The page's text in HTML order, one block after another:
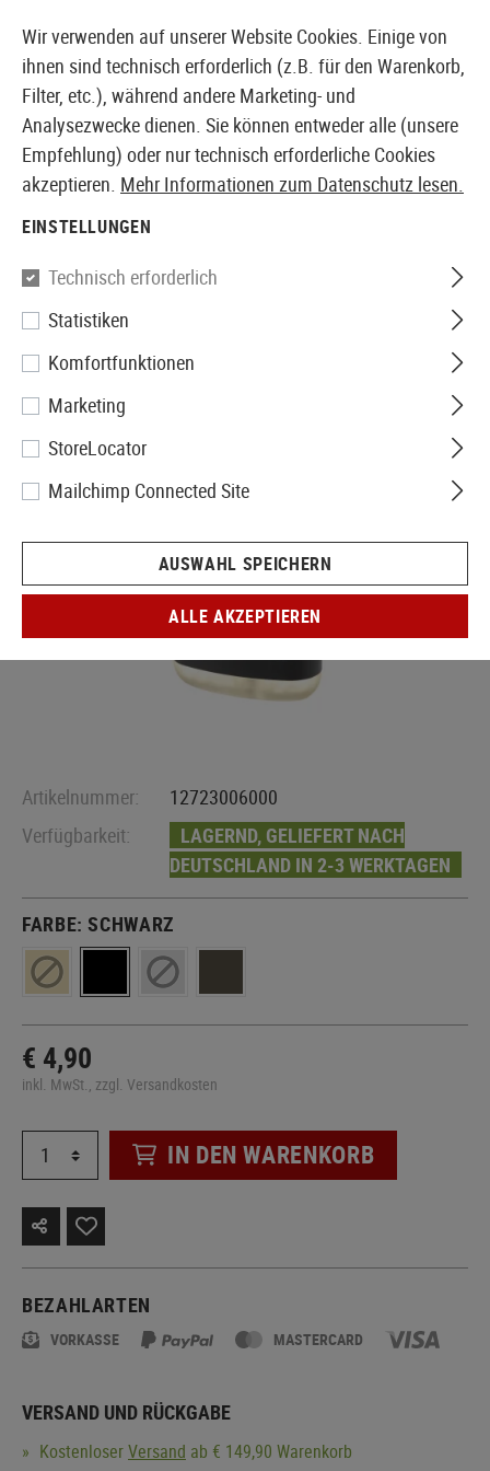
EUROPÄISCHER AIRSOFT SHOP & GROßHÄNDLER
Clawgear
Storm Pocket Lighter Mk.III
Artikelnummer:
12723006000
Verfügbarkeit:
LAGERND, GELIEFERT NACH
DEUTSCHLAND IN 2-3 WERKTAGEN
FARBE:SCHWARZ
€ 4,90
inkl. MwSt., zzgl. Versandkosten
IN DEN WARENKORB
BEZAHLARTEN
VORKASSE MASTERCARD
VERSAND UND RÜCKGABE
KostenloserVersand ab € 149,90 Warenkorb
Wir verwenden auf unserer Website Cookies. Einige von
ihnen sind technisch erforderlich (z.B. für den Warenkorb,
Filter, etc.), während andere Marketing- und
Analysezwecke dienen. Sie können entweder alle (unsere
Empfehlung) oder nur technisch erforderliche Cookies
akzeptieren. Mehr Informationen zum Datenschutz lesen.
EINSTELLUNGEN
Technisch erforderlich
Statistiken
Komfortfunktionen
Marketing
StoreLocator
Mailchimp Connected Site
AUSWAHL SPEICHERN
ALLE AKZEPTIEREN